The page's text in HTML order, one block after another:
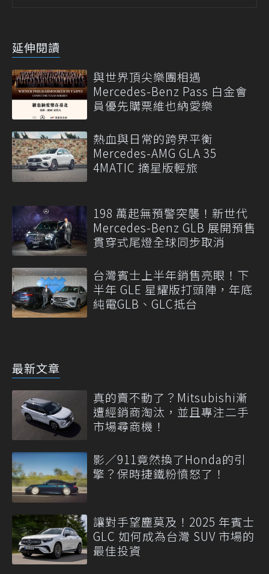
延伸閱讀
與世界頂尖樂團相遇
Mercedes-Benz Pass 白金會
員優先購票維也納愛樂
熱血與日常的跨界平衡
Mercedes-AMG GLA 35
4MATIC 摘星版輕旅
198 萬起無預警突襲！新世代
Mercedes-Benz GLB 展開預售
貫穿式尾燈全球同步取消
台灣賓士上半年銷售亮眼！下
半年 GLE 星耀版打頭陣，年底
純電GLB、GLC抵台
最新文章
真的賣不動了？Mitsubishi漸
遭經銷商淘汰，並且專注二手
市場尋商機！
影／911竟然換了Honda的引
擎？保時捷鐵粉憤怒了！
讓對手望塵莫及！2025 年賓士
GLC 如何成為台灣 SUV 市場的
最佳投資